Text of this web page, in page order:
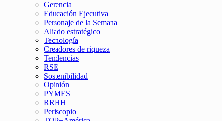
Gerencia
Educación Ejecutiva
Personaje de la Semana
Aliado estratégico
Tecnología
Creadores de riqueza
Tendencias
RSE
Sostenibilidad
Opinión
PYMES
RRHH
Periscopio